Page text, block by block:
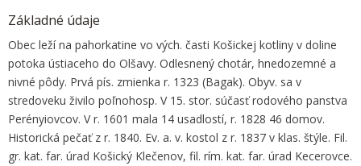
Základné údaje
Obec leží na pahorkatine vo vých. časti Košickej kotliny v doline
potoka ústiaceho do Olšavy. Odlesnený chotár, hnedozemné a
nivné pôdy. Prvá pís. zmienka r. 1323 (Bagak). Obyv. sa v
stredoveku živilo poľnohosp. V 15. stor. súčasť rodového panstva
Perényiovcov. V r. 1601 mala 14 usadlostí, r. 1828 46 domov.
Historická pečať z r. 1840. Ev. a. v. kostol z r. 1837 v klas. štýle. Fil.
gr. kat. far. úrad Košický Klečenov, fil. rím. kat. far. úrad Kecerovce.